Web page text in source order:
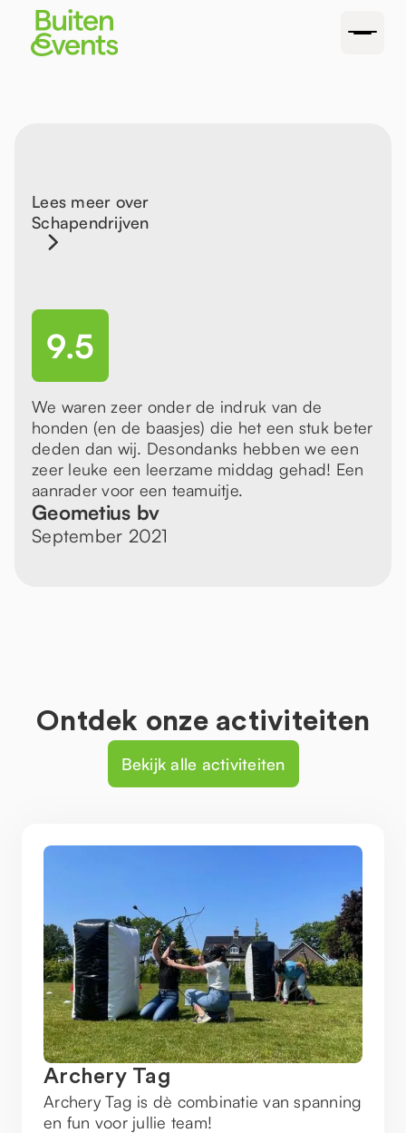
Lees meer over
Schapendrijven
9.5
We waren zeer onder de indruk van de
honden (en de baasjes) die het een stuk beter
deden dan wij. Desondanks hebben we een
zeer leuke een leerzame middag gehad! Een
aanrader voor een teamuitje.
Geometius bv
September 2021
Ontdek onze activiteiten
Bekijk alle activiteiten
Archery Tag
Archery Tag is dè combinatie van spanning
en fun voor jullie team!